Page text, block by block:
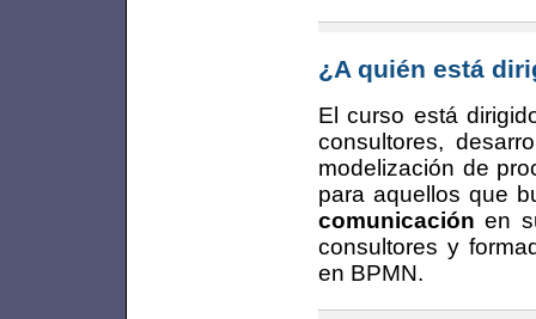
¿A quién está
El curso está
consultores,
modelización de
para aquellos que
comunicación en
consultores y
en BPMN.